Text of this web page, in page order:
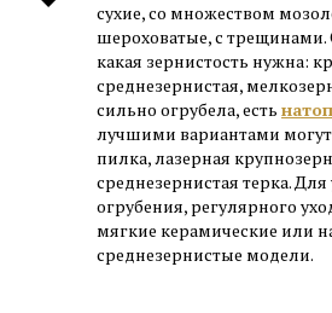
сухие, со множеством
шероховатые, с трещинами.
какая зернистость нужна:
среднезернистая,
сильно огрубела, есть
лучшими вариантами могут
пилка, лазерная
среднезернистая терка.
огрубения, регулярного
мягкие керамические или
среднезернистые модели.